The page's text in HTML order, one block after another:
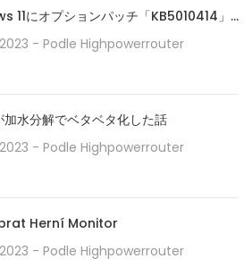
11にオプションパッチ「KB5010414」
始。タスクバーの機能強化や印刷/ドライ
- Podle Highpowerrouter
加水分解でベタベタ化した話
- Podle Highpowerrouter
Herní Monitor
- Podle Highpowerrouter